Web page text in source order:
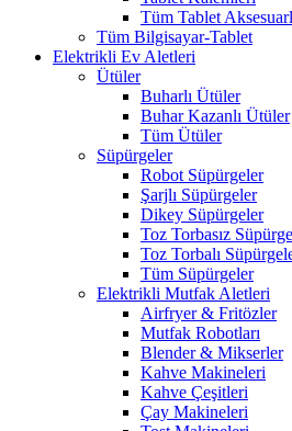
Tüm Tablet
Tüm Bilgisayar-Tablet
Elektrikli Ev Aletleri
Ütüler
Buharlı Ütüler
Buhar Kazanlı Ütüler
Tüm Ütüler
Süpürgeler
Robot Süpürgeler
Şarjlı Süpürgeler
Dikey Süpürgeler
Toz Torbasız
Toz Torbalı
Tüm Süpürgeler
Elektrikli Mutfak Aletleri
Airfryer & Fritözler
Mutfak Robotları
Blender & Mikserler
Kahve Makineleri
Kahve Çeşitleri
Çay Makineleri